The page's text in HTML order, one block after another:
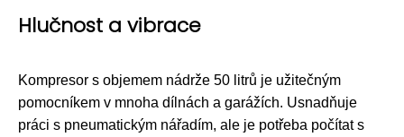
Hlučnost a vibrace
Kompresor s objemem nádrže 50 litrů je užitečným
pomocníkem v mnoha dílnách a garážích. Usnadňuje
práci s pneumatickým nářadím, ale je potřeba počítat s